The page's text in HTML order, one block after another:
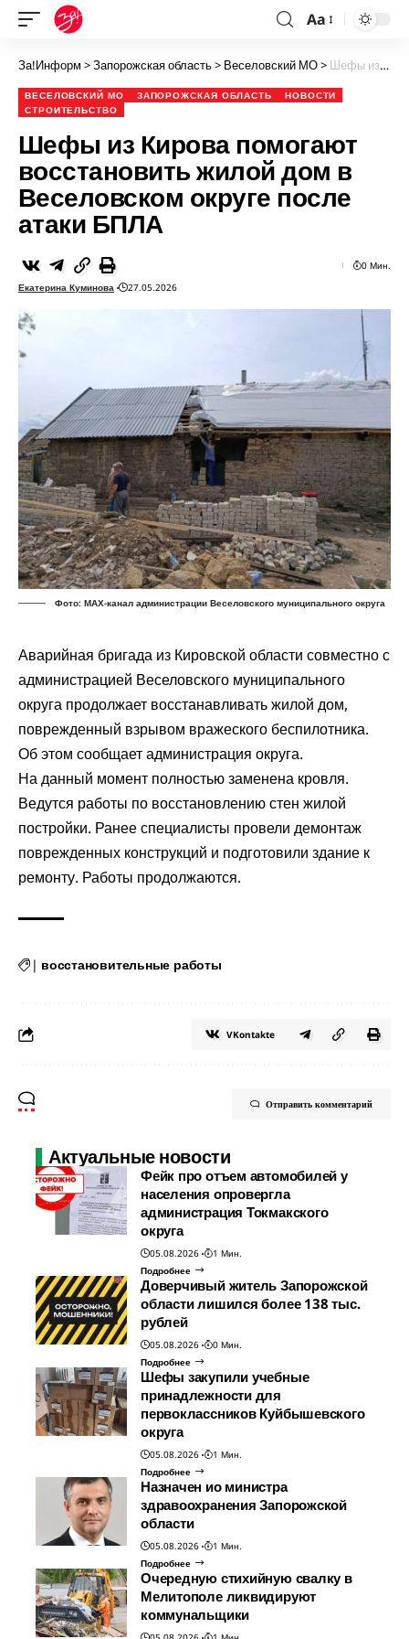
Aa
За!Информ >Запорожская область> Веселовский МО> Шефы из Кирова помогают восстановить жилой дом в Веселовском округе после атаки БПЛА
ВЕСЕЛОВСКИЙ МО ЗАПОРОЖСКАЯ ОБЛАСТЬ
НОВОСТИ
СТРОИТЕЛЬСТВО
Шефы из Кирова помогают
восстановить жилой дом в
Веселовском округе после
атаки БПЛА
Екатерина Куминова 27.05.2026
0 Мин.
Фото: МАХ-канал администрации Веселовского муниципального округа
Аварийная бригада из Кировской области совместно с
администрацией Веселовского муниципального
округа продолжает восстанавливать жилой дом,
поврежденный взрывом вражеского беспилотника.
Об этом сообщаетадминистрация округа.
На данный момент полностью заменена кровля.
Ведутся работы по восстановлению стен жилой
постройки. Ранее специалисты провели демонтаж
поврежденных конструкций и подготовили здание к
ремонту. Работы продолжаются.
| восстановительные работы
VKontakte
Отправить комментарий
Актуальные новости
Фейк про отъем автомобилей у
населения опровергла
администрация Токмакского
округа
05.08.2026
1 Мин.
Подробнее
Доверчивый житель Запорожской
области лишился более 138 тыс.
рублей
05.08.2026
0 Мин.
Подробнее
Шефы закупили учебные
принадлежности для
первоклассников Куйбышевского
округа
05.08.2026
1 Мин.
Подробнее
Назначен ио министра
здравоохранения Запорожской
области
05.08.2026
1 Мин.
Подробнее
Очередную стихийную свалку в
Мелитополе ликвидируют
коммунальщики